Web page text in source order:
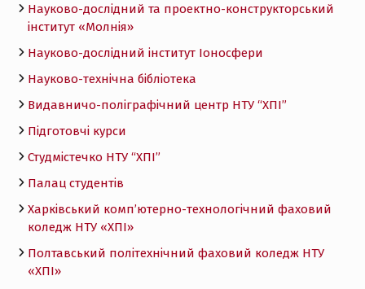
Науково-дослідний та проектно-конструкторський
інститут «Молнія»
Науково-дослідний інститут Іоносфери
Науково-технічна бібліотека
Видавничо-поліграфічний центр НТУ “ХПІ”
Підготовчі курси
Студмістечко НТУ “ХПІ”
Палац студентів
Харківський комп’ютерно-технологічний фаховий
коледж НТУ «ХПI»
Полтавський політехнічний фаховий коледж НТУ
«ХПI»